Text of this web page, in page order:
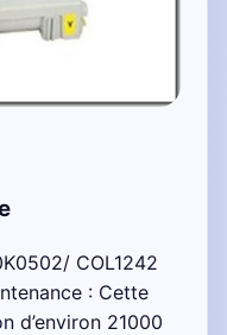
COL1242
: Cette
d’environ 21000